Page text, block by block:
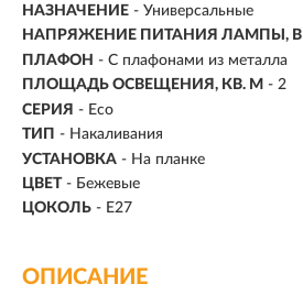
НАЗНАЧЕНИЕ - Универсальные
НАПРЯЖЕНИЕ ПИТАНИЯ ЛАМПЫ, В
ПЛАФОН - С плафонами из металла
ПЛОЩАДЬ ОСВЕЩЕНИЯ, КВ. М - 2
СЕРИЯ - Eco
ТИП - Накаливания
УСТАНОВКА - На планке
ЦВЕТ - Бежевые
ЦОКОЛЬ - E27
ОПИСАНИЕ